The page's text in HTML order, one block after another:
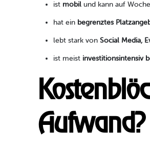
ist mobil und kann auf
hat ein begrenztes
lebt stark vonSocial Media,
ist meist investitionsintensiv
Aufwand?